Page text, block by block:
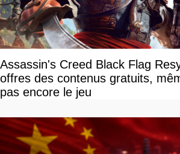
Assassin's Creed Black Flag
offres des contenus gratuits,
pas encore le jeu